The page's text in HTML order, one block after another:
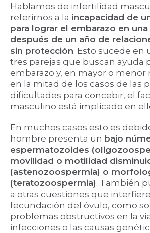
Hablamos de infertilidad
referirnos a la incapacidad de
para lograr el embarazo en
después de un año de
sin protección. Esto sucede en
tres parejas que buscan ayuda
embarazo y, en mayor o menor
en la mitad de los casos de las
dificultades para concebir, el
masculino está implicado en
En muchos casos esto es
hombre presenta un bajo
espermatozoides
movilidad o motilidad
(astenozoospermia) o
(teratozoospermia). También
a otras cuestiones que
fecundación del óvulo, como
problemas obstructivos en la
infecciones o las causas